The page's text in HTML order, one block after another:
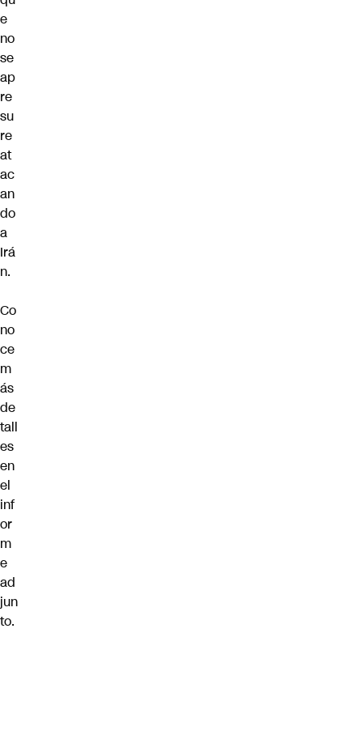
e
no
se
ap
re
su
re
at
ac
an
do
a
Irá
n.
Co
no
ce
m
ás
de
tall
es
en
el
inf
or
m
e
ad
jun
to.